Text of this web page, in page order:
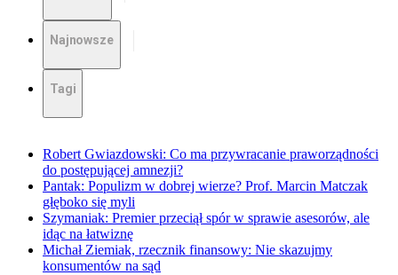
Najnowsze
Tagi
Robert Gwiazdowski: Co ma przywracanie praworządności
do postępującej amnezji?
Pantak: Populizm w dobrej wierze? Prof. Marcin Matczak
głęboko się myli
Szymaniak: Premier przeciął spór w sprawie asesorów, ale
idąc na łatwiznę
Michał Ziemiak, rzecznik finansowy: Nie skazujmy
konsumentów na sąd